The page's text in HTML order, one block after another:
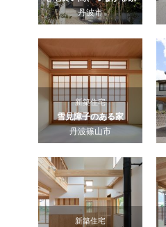
丹波市
新築住宅
雪見障子のある家
丹波篠山市
新築住宅